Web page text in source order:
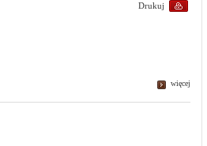
Drukuj
więcej